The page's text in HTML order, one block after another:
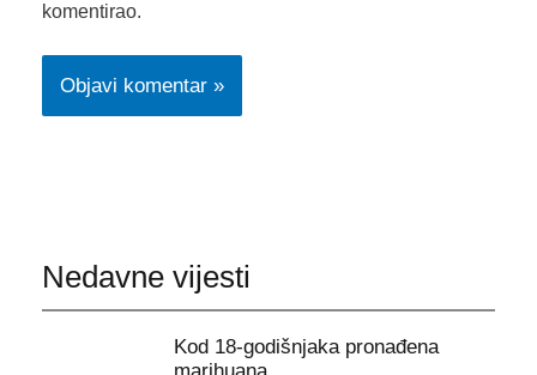
komentirao.
Nedavne vijesti
Kod 18-godišnjaka pronađena
marihuana